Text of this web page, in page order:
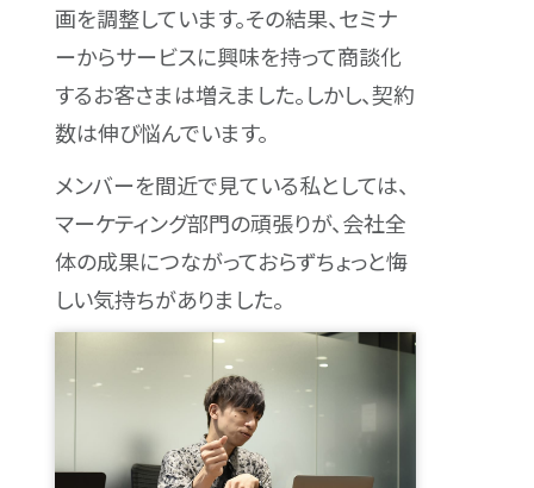
画を調整しています。その結果、セミナ
ーからサービスに興味を持って商談化
するお客さまは増えました。しかし、契約
数は伸び悩んでいます。
メンバーを間近で見ている私としては、
マーケティング部門の頑張りが、会社全
体の成果につながっておらずちょっと悔
しい気持ちがありました。